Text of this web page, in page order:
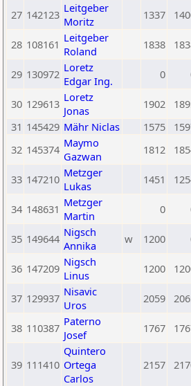
27 142123 Leitgeber
Moritz
1337
28 108161 Leitgeber
Roland
1838
29 130972 Loretz
Edgar Ing.
0
30 129613 Loretz
Jonas
1902
31 145429 Mähr Niclas 1575
32 145374 Maymo
Gazwan
1812
33 147210 Metzger
Lukas
1451
34 148631 Metzger
Martin
0
35 149644 Nigsch
Annika
w 1200
36 147209 Nigsch
Linus
1200
37 129937 Nisavic
Uros
2059
38 110387 Paterno
Josef
1767
39 111410
Quintero
Ortega
Carlos
2157